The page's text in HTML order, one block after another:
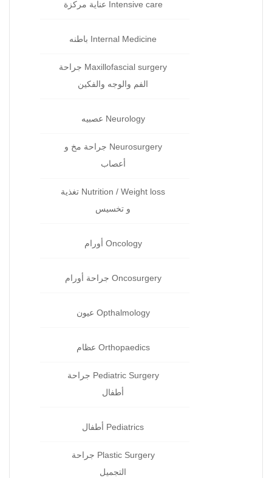
Intensive care عناية مركزة‏
Internal Medicine باطنه
Maxillofascial surgery جراحة
الفم والوجه والفكين
Neurology عصبيه
Neurosurgery جراحة مخ و
أعصاب
Nutrition / Weight loss تغذية
و تخسيس
Oncology أورام
Oncosurgery جراحة‏ أورام
Opthalmology عيون‏
Orthopaedics عظام‏
Pediatric Surgery جراحة‏
أطفال
Pediatrics أطفال
Plastic Surgery جراحة
التجميل